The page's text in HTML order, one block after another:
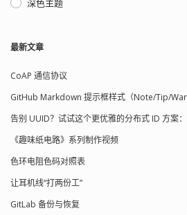
深色主题
最新文章
CoAP 通信协议
GitHub Markdown 提示框样式（Note/Tip/
告别 UUID？试试这个更优雅的分布式 ID 方案
《趣味纸电路》系列制作视频
色环电阻色码对照表
让耳机线“打两份工”
GitLab 备份与恢复